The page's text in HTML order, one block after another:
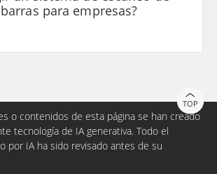
para empresas?
TOP
o contenidos de esta página se han creado
tecnología de IA generativa. Todo el
por IA ha sido revisado antes de su